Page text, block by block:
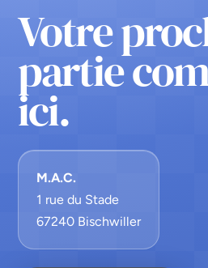
Votre
partie
ici.
M.A.C.
1 rue du Stade
67240 Bischwiller